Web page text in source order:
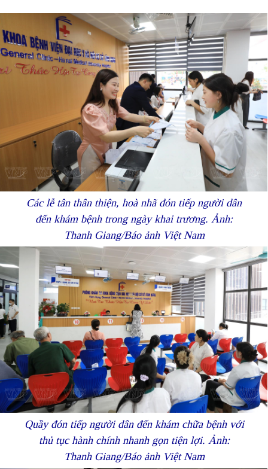
Các lễ tân thân thiện, hoà nhã đón tiếp người dân
đến khám bệnh trong ngày khai trương. Ảnh:
Thanh Giang/Báo ảnh Việt Nam
Quầy đón tiếp người dân đến khám chữa bệnh với
thủ tục hành chính nhanh gọn tiện lợi. Ảnh:
Thanh Giang/Báo ảnh Việt Nam